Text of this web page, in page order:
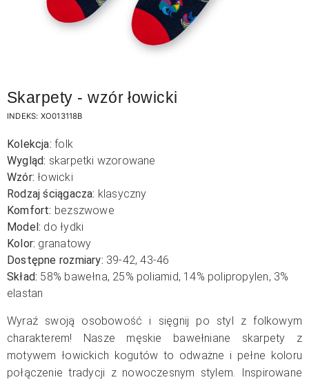
Skarpety - wzór łowicki
INDEKS: XO013118B
Kolekcja: folk
Wygląd: skarpetki wzorowane
Wzór: łowicki
Rodzaj ściągacza: klasyczny
Komfort: bezszwowe
Model: do łydki
Kolor: granatowy
Dostępne rozmiary: 39-42, 43-46
Skład: 58% bawełna, 25% poliamid, 14% polipropylen, 3%
elastan
Wyraź swoją osobowość i sięgnij po styl z folkowym
charakterem! Nasze męskie bawełniane skarpety z
motywem łowickich kogutów to odważne i pełne koloru
połączenie tradycji z nowoczesnym stylem. Inspirowane